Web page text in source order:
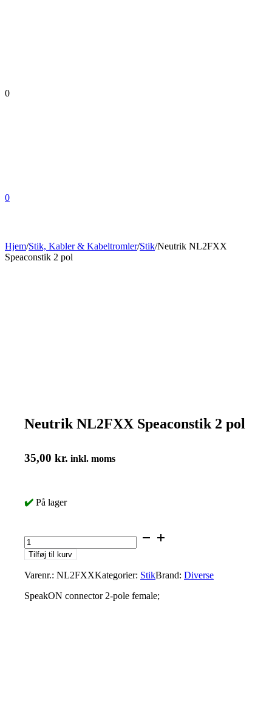
0
0
Hjem/Stik, Kabler & Kabeltromler/Stik/Neutrik NL2FXX
Speaconstik 2 pol
Neutrik NL2FXX Speaconstik 2 pol
35,00 kr. inkl. moms
✔️ På lager
Neutrik
NL2FXX
Speaconstik
pol
Tilføj til kurv
Varenr.: NL2FXXKategorier: StikBrand: Diverse
SpeakON connector 2-pole female;